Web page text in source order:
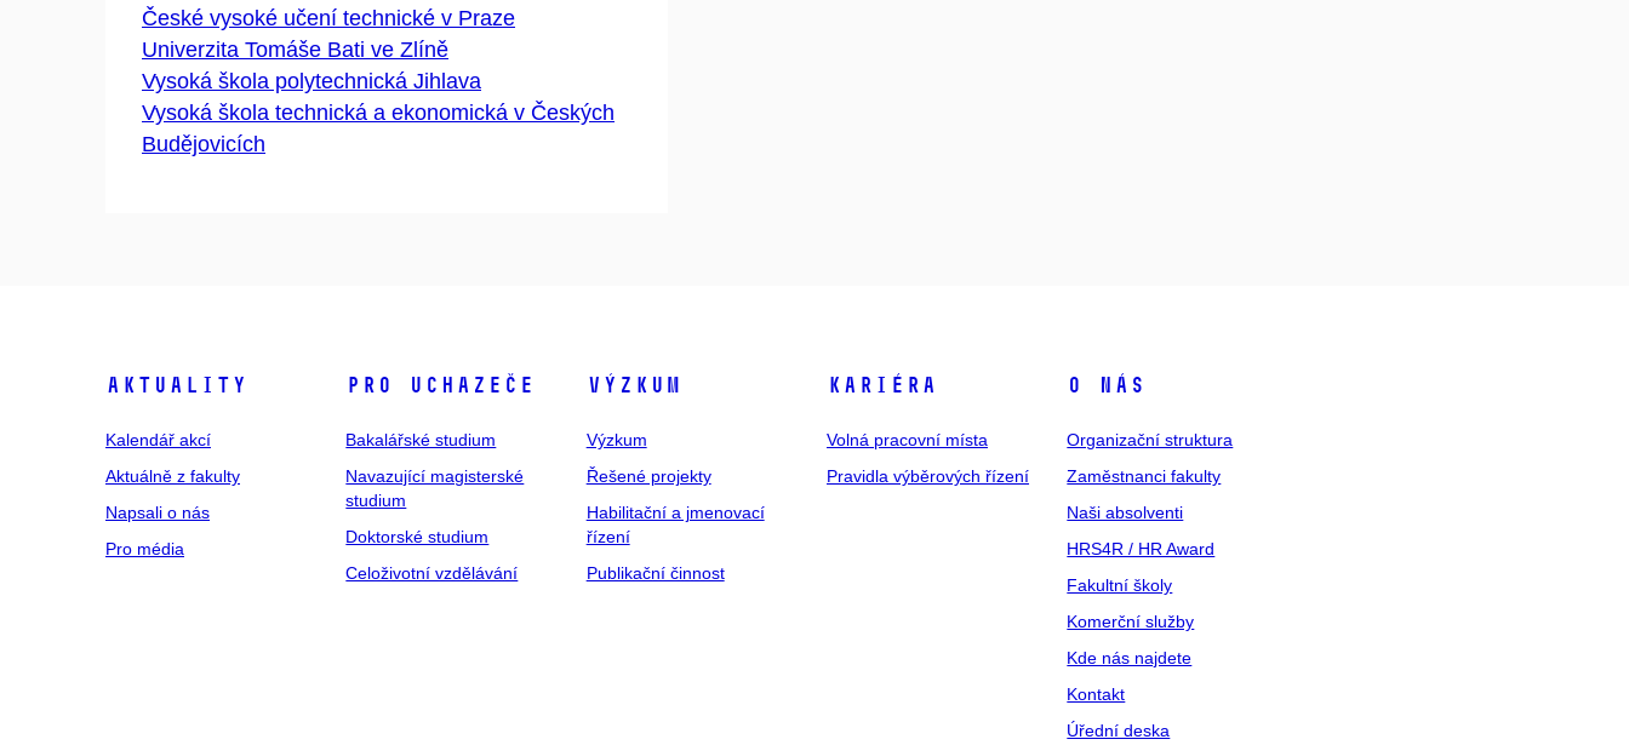
České vysoké učení technické v Praze
Univerzita Tomáše Bati ve Zlíně
Vysoká škola polytechnická Jihlava
Vysoká škola technická a ekonomická v Českých
Budějovicích
Aktuality
Kalendář akcí
Aktuálně z fakulty
Napsali o nás
Pro média
Pro uchazeče
Bakalářské studium
Navazující magisterské
studium
Doktorské studium
Celoživotní vzdělávání
Výzkum
Výzkum
Řešené projekty
Habilitační a jmenovací
řízení
Publikační činnost
Kariéra
Volná pracovní místa
Pravidla výběrových řízení
O nás
Organizační struktura
Zaměstnanci fakulty
Naši absolventi
HRS4R / HR Award
Fakultní školy
Komerční služby
Kde nás najdete
Kontakt
Úřední deska